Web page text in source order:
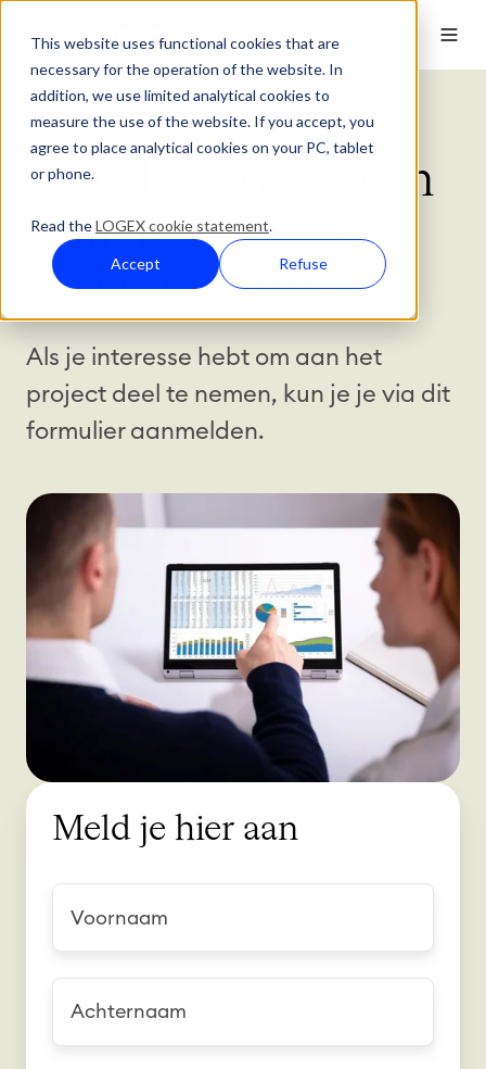
This website uses functional cookies that are
necessary for the operation of the website. In
addition, we use limited analytical cookies to
measure the use of the website. If you accept, you
agree to place analytical cookies on your PC, tablet
or phone.
Read theLOGEX cookie statement.
Accept Refuse
Over Contact
Aansluiten
. Vragen
stellen.
Samenwerken.
Als je interesse hebt om aan het
project deel te nemen, kun je je via dit
formulier aanmelden.
Meld je hier aan
r
a